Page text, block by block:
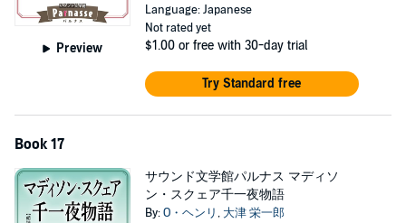
Preview
Language: Japanese
Not rated yet
$1.00 or free with 30-day trial
Try Standard free
Book 17
サウンド文学館パルナス マディソ
ン・スクェア千一夜物語
By:O・ヘンリ, 大津 栄一郎